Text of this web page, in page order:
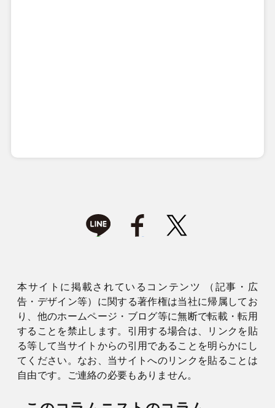
本サイトに掲載されているコンテンツ （記事・広
告・デザイン等）に関する著作権は当社に帰属してお
り、他のホームページ・ブログ等に無断で転載・転用
することを禁止します。引用する場合は、リンクを貼
る等して当サイトからの引用であることを明らかにし
てください。なお、当サイトへのリンクを貼ることは
自由です。ご連絡の必要もありません。